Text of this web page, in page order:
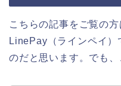
こちらの記事をご覧の
LinePay（ラインペイ）
のだと思います。でも、